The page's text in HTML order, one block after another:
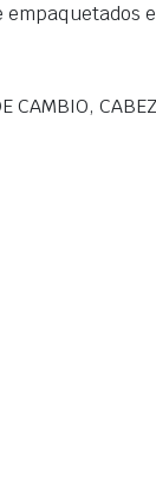
CAMBIO,